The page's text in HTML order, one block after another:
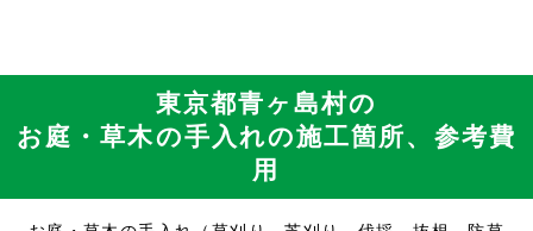
東京都青ヶ島村の
お庭・草木の手入れの施工箇所、参考費
用